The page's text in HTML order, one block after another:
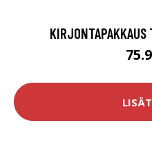
KIRJONTAPAKKAUS